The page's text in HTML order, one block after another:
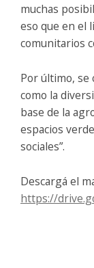
muchas
eso que en el
comunitarios
Por último, se
como la
base de la
espacios
sociales”.
Descargá el
https://